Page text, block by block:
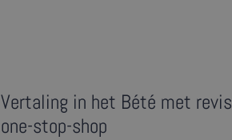
Vertaling in het Bété met
one-stop-shop